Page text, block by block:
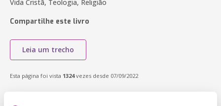
Vida Cristã, Teologia, Religião
Compartilhe este livro
Leia um trecho
Esta página foi vista 1324vezes desde 07/09/2022